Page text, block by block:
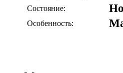
Состояние:
Особенность: